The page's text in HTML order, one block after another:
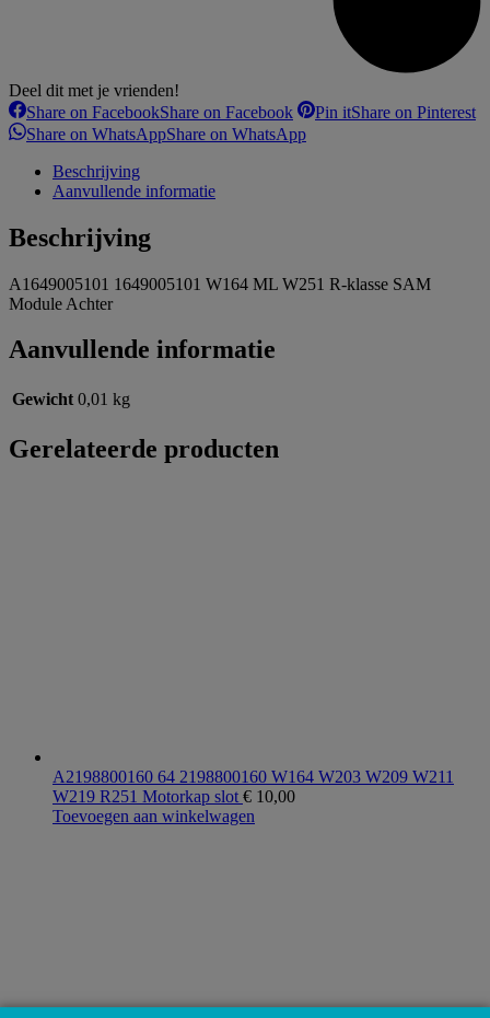
Deel dit met je vrienden!
Share on FacebookShare on Facebook Pin itShare on Pinterest
Share on WhatsAppShare on WhatsApp
Beschrijving
Aanvullende informatie
Beschrijving
A1649005101 1649005101 W164 ML W251 R-klasse SAM
Module Achter
Aanvullende informatie
Gewicht 0,01 kg
Gerelateerde producten
A2198800160 64 2198800160 W164 W203 W209 W211
W219 R251 Motorkap slot € 10,00
Toevoegen aan winkelwagen